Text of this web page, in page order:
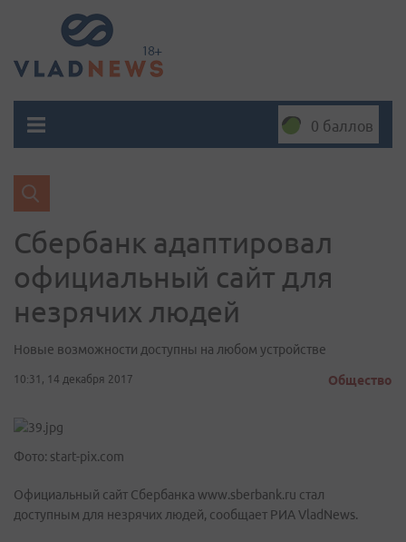
0 баллов
Сбербанк адаптировал
официальный сайт для
незрячих людей
Новые возможности доступны на любом устройстве
10:31, 14 декабря 2017 Общество
Фото: start-pix.com
Официальный сайт Сбербанка www.sberbank.ru стал
доступным для незрячих людей, сообщает РИА VladNews.